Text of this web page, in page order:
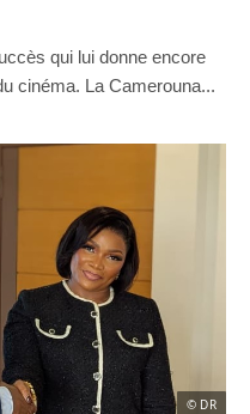
qui lui donne encore
cinéma. La Camerouna...
© DR